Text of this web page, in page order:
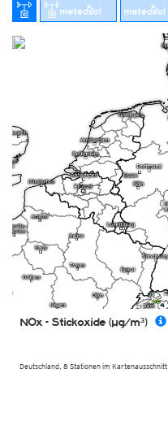
Deutschland, 8 Stationen im Kartenausschnitt
NOx - Stickoxide (µg/m³)